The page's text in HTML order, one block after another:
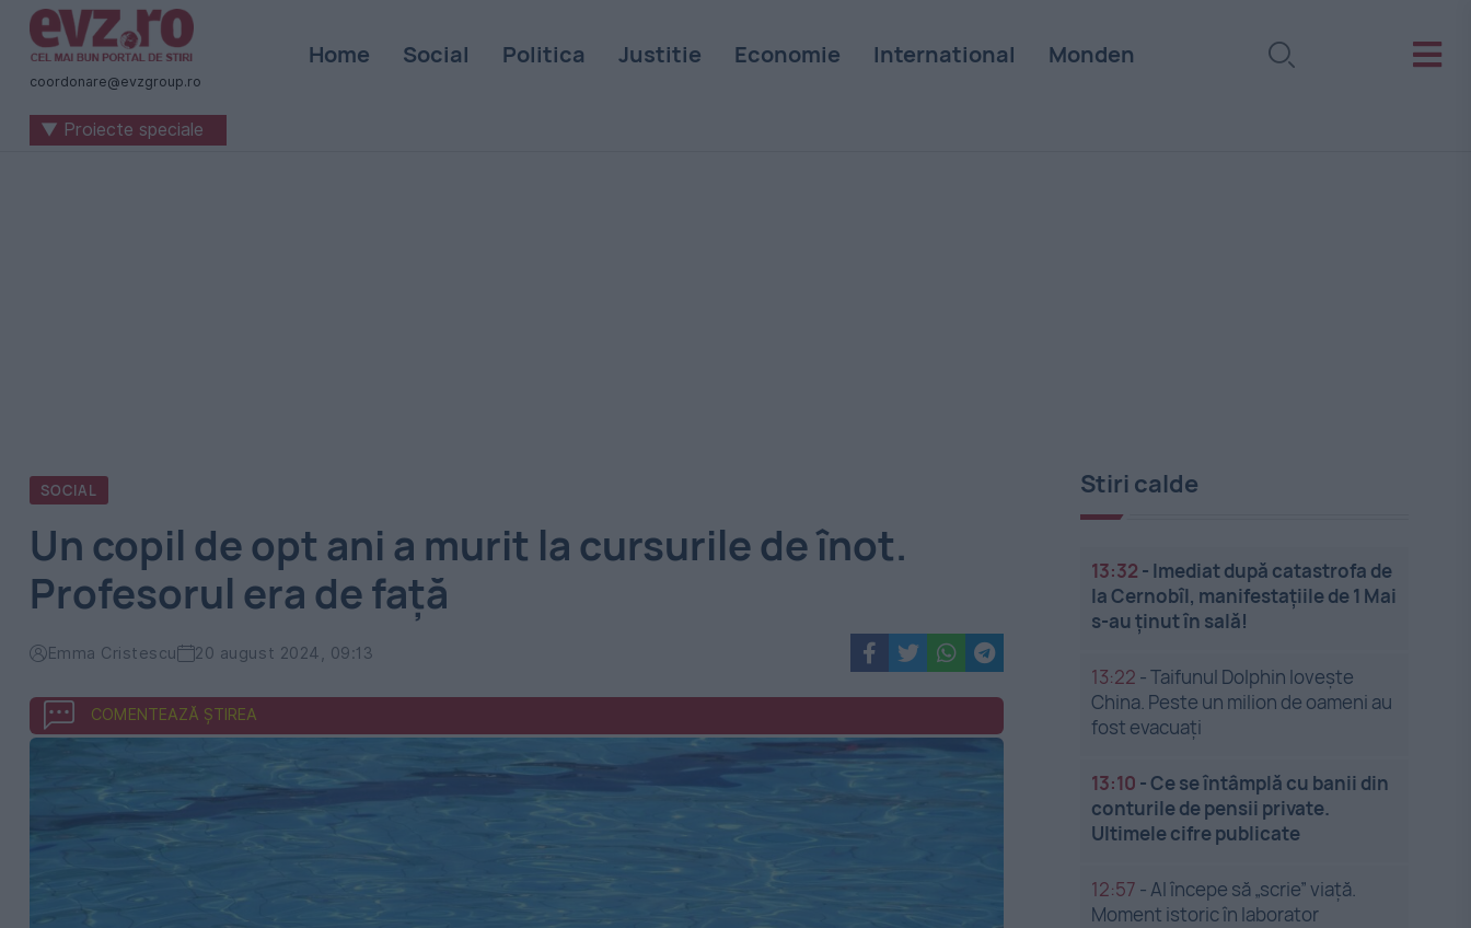
Știri
naționale
internaționale
coordonare@evzgroup.ro
Home Social Politica Justitie Economie International Monden
▼ Proiecte speciale
SOCIAL
Un copil de opt ani a murit la cursurile de înot.
Profesorul era de față
Emma Cristescu 20 august 2024, 09:13
COMENTEAZĂ ȘTIREA
Stiri calde
13:32 - Imediat după catastrofa de
la Cernobîl, manifestațiile de 1 Mai
s-au ținut în sală!
13:22 -Taifunul Dolphin lovește
China. Peste un milion de oameni au
fost evacuați
13:10 -Ce se întâmplă cu banii din
conturile de pensii private.
Ultimele cifre publicate
12:57 -AI începe să „scrie” viață.
Moment istoric în laborator